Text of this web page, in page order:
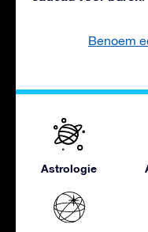
Benoem
Astrologie